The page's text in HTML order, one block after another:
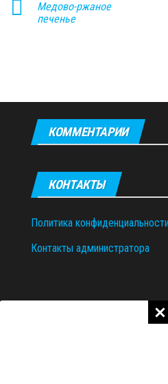
Медово-ржаное
печенье
КОММЕНТАРИИ
КОНТАКТЫ
Политика конфиденциальности
Контакты администратора